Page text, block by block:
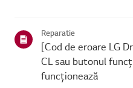
Reparatie
[Cod de eroare LG
CL sau butonul
funcționează